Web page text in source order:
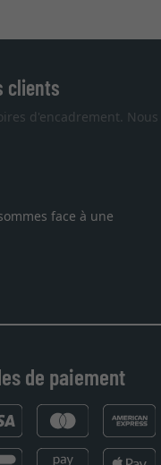
clients
d'encadrement.
face à une
de paiement